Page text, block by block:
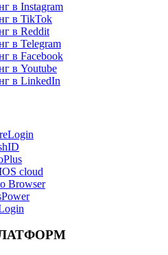
в Instagram
в TikTok
в Reddit
в Telegram
в Facebook
в Youtube
в LinkedIn
cloud
Browser